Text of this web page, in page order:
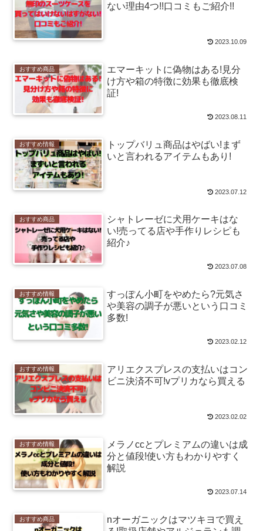
ない理由4つ!!口コミもご紹介!!
2023.10.09
おすすめ商品
エマーキットに偽物はある!見分
け方や箱の特徴に効果も徹底検
証!
2023.08.11
おすすめ情報
トップバリュ商品はやばい!まず
いと言われるアイテムもあり!
2023.07.12
おすすめ商品
シャトレーゼに犬用ケーキはな
い!売ってる店や手作りレシピも
紹介♪
2023.07.08
おすすめ情報
すっぽん小町をやめたら?元気さ
や美容の調子が悪いという口コミ
多数!
2023.02.12
おすすめ情報
アリエクスプレスの支払いはコン
ビニ決済不可!vプリカなら買える
2023.02.02
おすすめ情報
メラノccとプレミアムの違いは成
分と値段!使い方もわかりやすく
解説
2023.07.14
おすすめ商品
nオーガニックはマツキヨで買え